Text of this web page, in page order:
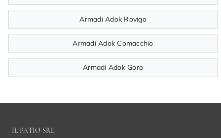
Armadi Adok Rovigo
Armadi Adok Comacchio
Armadi Adok Goro
IL PATIO SRL